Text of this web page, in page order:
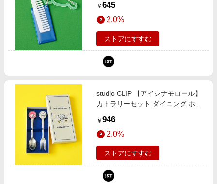
プ 632254 and ST アンドエスティ
（旧ドットエスティ）
￥ 645
2.0%
ストアにすすむ
studio CLIP 【アイシナモロール】
カトラリーセット ダイニング ホワ
632256 and ST アンドエスティ
（旧ドットエスティ）
￥ 946
2.0%
ストアにすすむ